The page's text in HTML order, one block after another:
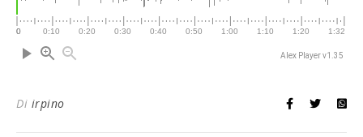
Alex Player v1.35
Di irpino